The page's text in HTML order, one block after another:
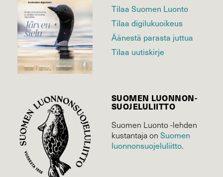
Tilaa Suomen Luonto
Tilaa digilukuoikeus
Äänestä parasta juttua
Tilaa uutiskirje
SUOMEN LUONNON­
SUOJELU­LIITTO
Suomen Luonto -lehden
kustantaja on Suomen
luonnonsuojelu­liitto.